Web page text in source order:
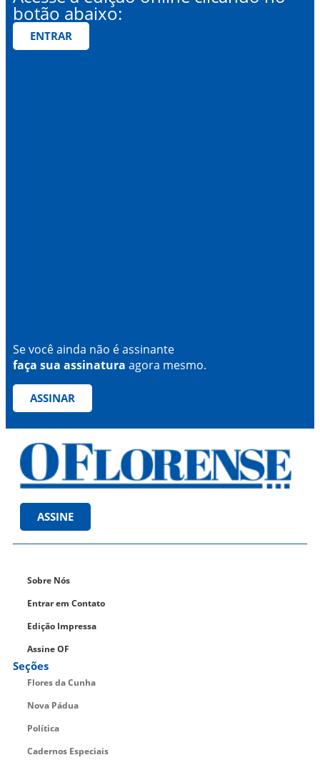
botão abaixo:
ENTRAR
Se você ainda não é assinante
faça sua assinatura agora mesmo.
ASSINAR
ASSINE
Sobre Nós
Entrar em Contato
Edição Impressa
Assine OF
Seções
Flores da Cunha
Nova Pádua
Política
Cadernos Especiais